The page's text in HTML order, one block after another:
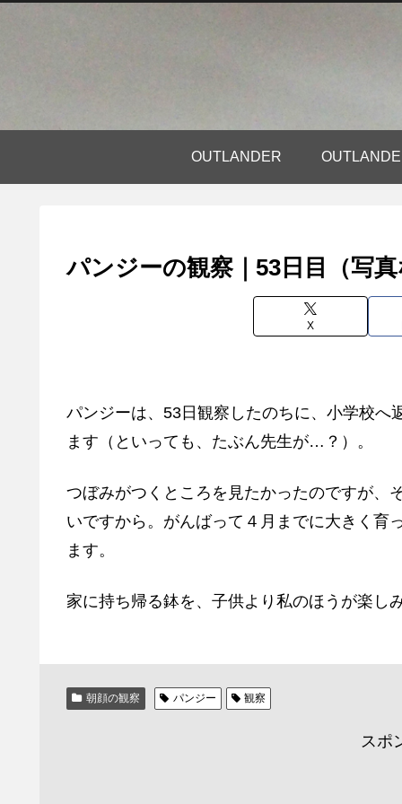
OUTLANDER
パンジーの観察｜53日目（写
X
パンジーは、53日観察したのちに、小学校
ます（といっても、たぶん先生が…？）。
つぼみがつくところを見たかったのですが、
いですから。がんばって４月までに大きく育
ます。
家に持ち帰る鉢を、子供より私のほうが楽し
朝顔の観察 パンジー 観察
スポ